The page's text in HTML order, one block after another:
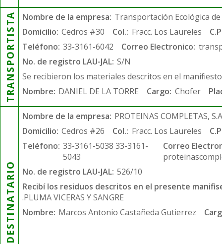
TRANSPORTISTA Nombre de la empresa: Transportación Ecológica de
Domicilio: Cedros #30 Col.: Fracc. Los Laureles
Teléfono: 33-3161-6042 Correo Electronico:
No. de registro LAU-JAL: S/N
Se recibieron los materiales descritos en el
Nombre: DANIEL DE LA TORRE Cargo: Chofer
DESTINATARIO
Nombre de la empresa: PROTEINAS COMPLETAS,
Domicilio: Cedros #26 Col.: Fracc. Los Laureles
Teléfono: 33-3161-5038 33-3161-
5043
Correo
No. de registro LAU-JAL: 526/10
Recibí los residuos descritos en el presente
.PLUMA VICERAS Y SANGRE
Nombre: Marcos Antonio Castañeda Gutierrez